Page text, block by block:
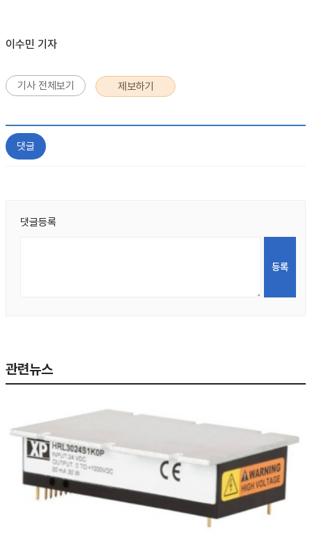
이수민 기자
기사 전체보기 제보하기
댓글
댓글등록
관련뉴스